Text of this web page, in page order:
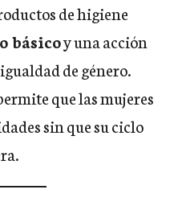
de higiene
básicoy una acción
de género.
que las mujeres
sin que su ciclo